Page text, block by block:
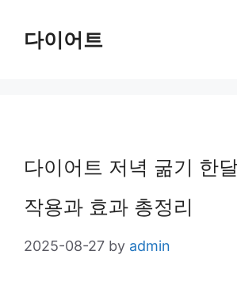
다이어트
다이어트 저녁 굶기 한
작용과 효과 총정리
2025-08-27 by admin